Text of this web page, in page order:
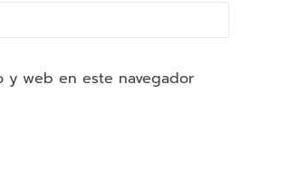
y web en este navegador